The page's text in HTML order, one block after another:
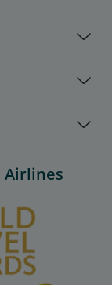
Airlines